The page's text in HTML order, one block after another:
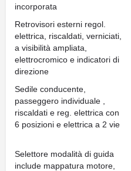
incorporata
Retrovisori esterni regol.
elettrica, riscaldati, verniciati,
a visibilità ampliata,
elettrocromico e indicatori di
direzione
Sedile conducente,
passeggero individuale ,
riscaldati e reg. elettrica con
6 posizioni e elettrica a 2 vie
Selettore modalità di guida
include mappatura motore,